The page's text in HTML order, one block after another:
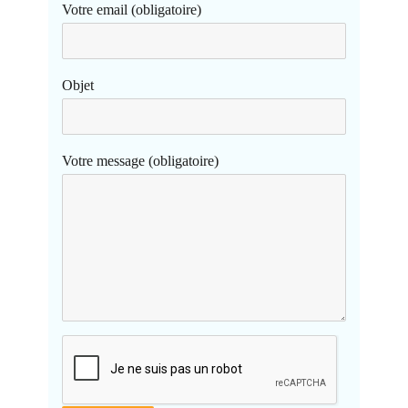
Votre email (obligatoire)
Objet
Votre message (obligatoire)